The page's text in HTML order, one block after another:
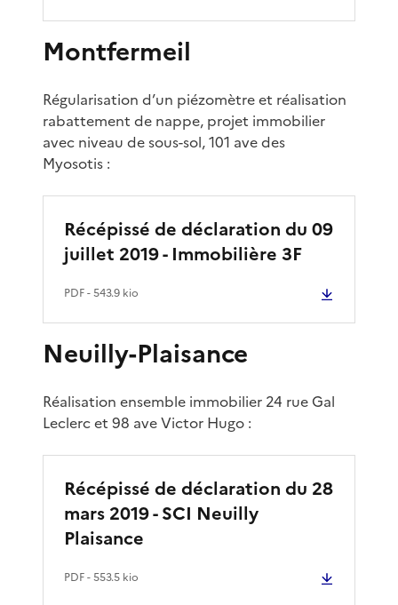
Montfermeil
Régularisation d’un piézomètre et réalisation
rabattement de nappe, projet immobilier
avec niveau de sous-sol, 101 ave des
Myosotis :
Récépissé de déclaration du 09
juillet 2019 - Immobilière 3F
PDF- 543.9 kio
Neuilly-Plaisance
Réalisation ensemble immobilier 24 rue Gal
Leclerc et 98 ave Victor Hugo :
Récépissé de déclaration du 28
mars 2019 - SCI Neuilly
Plaisance
PDF- 553.5 kio